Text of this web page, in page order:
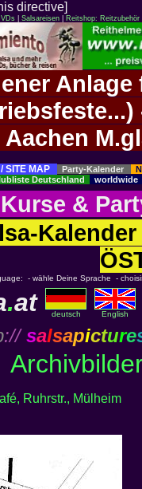
directive]
| Salsareisen| Reitshop:
Aachen
SITE MAP Party-Kalender
Deutschland worldwide
Kurse &
- wähle Deine Sprache -
.at deutsch English
:// salsapicture
Ruhrstr., Mülheim